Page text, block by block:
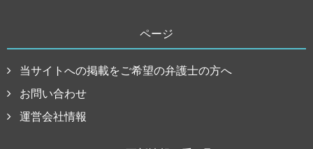
ページ
当サイトへの掲載をご希望の弁護士の方へ
お問い合わせ
運営会社情報